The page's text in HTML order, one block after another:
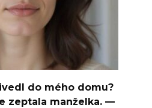
do mého domu?
zeptala manželka. —